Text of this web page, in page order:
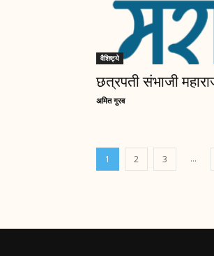
वैशिष्ट्ये
छत्रपती संभाजी
अमित गुरव
1 2 3 ...